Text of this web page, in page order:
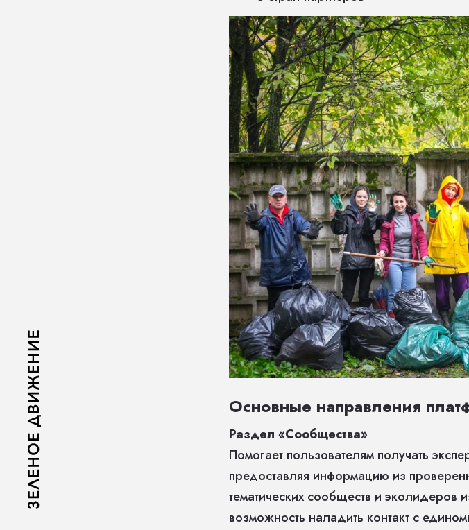
Основные направления
Раздел «Сообщества»
Помогает пользователям получать
предоставляя информацию из
тематических сообществ и эколидеров
возможность наладить контакт с